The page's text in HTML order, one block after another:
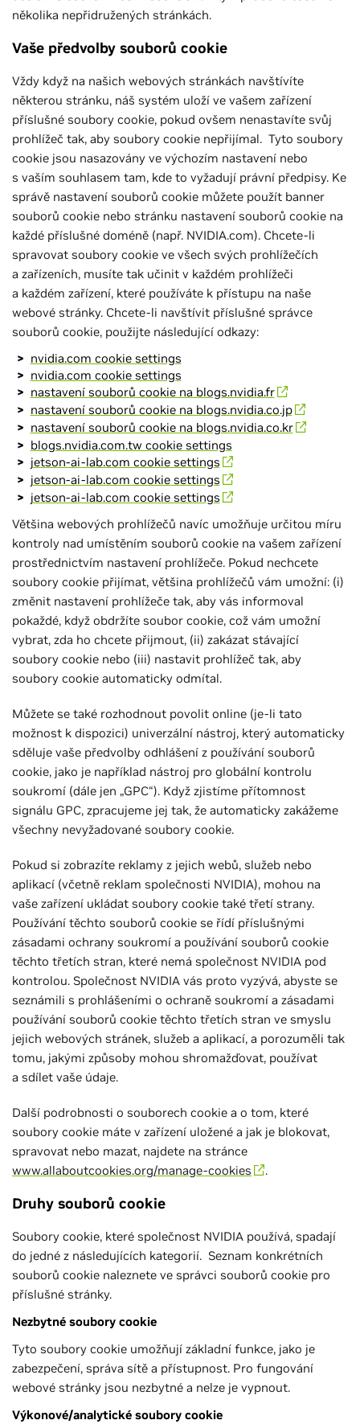
několika nepřidružených stránkách.
Vaše předvolby souborů cookie
Vždy když na našich webových stránkách navštívíte
některou stránku, náš systém uloží ve vašem zařízení
příslušné soubory cookie, pokud ovšem nenastavíte svůj
prohlížeč tak, aby soubory cookie nepřijímal. Tyto soubory
cookie jsou nasazovány ve výchozím nastavení nebo
s vaším souhlasem tam, kde to vyžadují právní předpisy. Ke
správě nastavení souborů cookie můžete použít banner
souborů cookie nebo stránku nastavení souborů cookie na
každé příslušné doméně (např. NVIDIA.com). Chcete-li
spravovat soubory cookie ve všech svých prohlížečích
a zařízeních, musíte tak učinit v každém prohlížeči
a každém zařízení, které používáte k přístupu na naše
webové stránky. Chcete-li navštívit příslušné správce
souborů cookie, použijte následující odkazy:
nvidia.com cookie settings
nvidia.com cookie settings
nastavení souborů cookie na blogs.nvidia.fr
nastavení souborů cookie na blogs.nvidia.co.jp
nastavení souborů cookie na blogs.nvidia.co.kr
blogs.nvidia.com.tw cookie settings
jetson-ai-lab.com cookie settings
jetson-ai-lab.com cookie settings
jetson-ai-lab.com cookie settings
Většina webových prohlížečů navíc umožňuje určitou míru
kontroly nad umístěním souborů cookie na vašem zařízení
prostřednictvím nastavení prohlížeče. Pokud nechcete
soubory cookie přijímat, většina prohlížečů vám umožní: (i)
změnit nastavení prohlížeče tak, aby vás informoval
pokaždé, když obdržíte soubor cookie, což vám umožní
vybrat, zda ho chcete přijmout, (ii) zakázat stávající
soubory cookie nebo (iii) nastavit prohlížeč tak, aby
soubory cookie automaticky odmítal.
Můžete se také rozhodnout povolit online (je-li tato
možnost k dispozici) univerzální nástroj, který automaticky
sděluje vaše předvolby odhlášení z používání souborů
cookie, jako je například nástroj pro globální kontrolu
soukromí (dále jen „GPC“). Když zjistíme přítomnost
signálu GPC, zpracujeme jej tak, že automaticky zakážeme
všechny nevyžadované soubory cookie.
Pokud si zobrazíte reklamy z jejich webů, služeb nebo
aplikací (včetně reklam společnosti NVIDIA), mohou na
vaše zařízení ukládat soubory cookie také třetí strany.
Používání těchto souborů cookie se řídí příslušnými
zásadami ochrany soukromí a používání souborů cookie
těchto třetích stran, které nemá společnost NVIDIA pod
kontrolou. Společnost NVIDIA vás proto vyzývá, abyste se
seznámili s prohlášeními o ochraně soukromí a zásadami
používání souborů cookie těchto třetích stran ve smyslu
jejich webových stránek, služeb a aplikací, a porozuměli tak
tomu, jakými způsoby mohou shromažďovat, používat
a sdílet vaše údaje.
Další podrobnosti o souborech cookie a o tom, které
soubory cookie máte v zařízení uložené a jak je blokovat,
spravovat nebo mazat, najdete na stránce
www.allaboutcookies.org/manage-cookies
.
Druhy souborů cookie
Soubory cookie, které společnost NVIDIA používá, spadají
do jedné z následujících kategorií. Seznam konkrétních
souborů cookie naleznete ve správci souborů cookie pro
příslušné stránky.
Nezbytné soubory cookie
Tyto soubory cookie umožňují základní funkce, jako je
zabezpečení, správa sítě a přístupnost. Pro fungování
webové stránky jsou nezbytné a nelze je vypnout.
Výkonové/analytické soubory cookie